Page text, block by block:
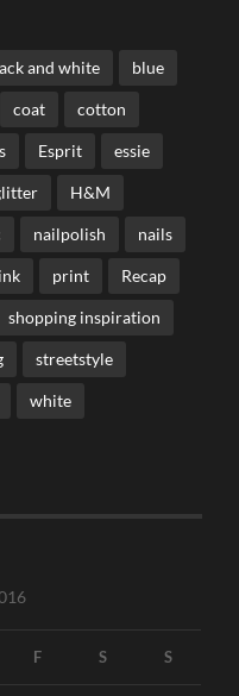
and white blue
coat cotton
Esprit essie
H&M
nailpolish nails
print Recap
shopping inspiration
streetstyle
white
F S S